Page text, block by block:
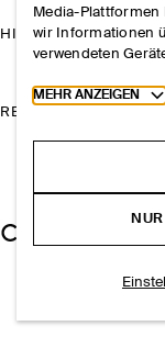
HILFE
RECHTLICHES
Media-Plattformen
wir Informationen
verwendeten
Toggle more
MEHR ANZEIGEN